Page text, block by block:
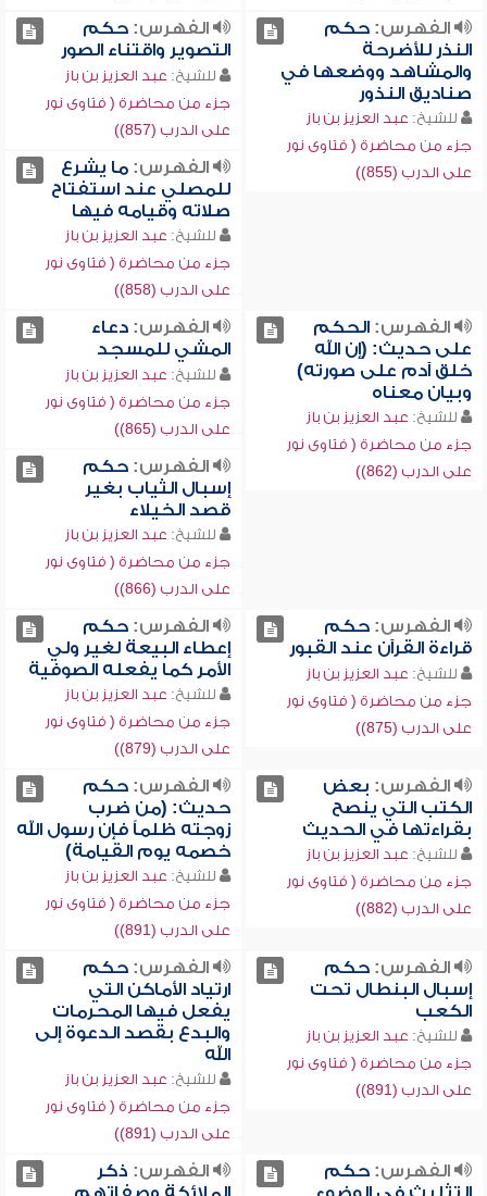
الفهرس:حكم
النذر للأضرحة
والمشاهد ووضعها في
صناديق النذور
للشيخ: عبد العزيز بن باز
جزء من محاضرة ( فتاوى نور
على الدرب (855))
الفهرس:حكم
التصوير واقتناء الصور
للشيخ: عبد العزيز بن باز
جزء من محاضرة ( فتاوى نور
على الدرب (857))
الفهرس:ما يشرع
للمصلي عند استفتاح
صلاته وقيامه فيها
للشيخ: عبد العزيز بن باز
جزء من محاضرة ( فتاوى نور
على الدرب (858))
الفهرس:الحكم
على حديث: (إن الله
خلق آدم على صورته)
وبيان معناه
للشيخ: عبد العزيز بن باز
جزء من محاضرة ( فتاوى نور
على الدرب (862))
الفهرس:دعاء
المشي للمسجد
للشيخ: عبد العزيز بن باز
جزء من محاضرة ( فتاوى نور
على الدرب (865))
الفهرس:حكم
إسبال الثياب بغير
قصد الخيلاء
للشيخ: عبد العزيز بن باز
جزء من محاضرة ( فتاوى نور
على الدرب (866))
الفهرس:حكم
قراءة القرآن عند القبور
للشيخ: عبد العزيز بن باز
جزء من محاضرة ( فتاوى نور
على الدرب (875))
الفهرس:حكم
إعطاء البيعة لغير ولي
الأمر كما يفعله الصوفية
للشيخ: عبد العزيز بن باز
جزء من محاضرة ( فتاوى نور
على الدرب (879))
الفهرس: بعض
الكتب التي ينصح
بقراءتها في الحديث
للشيخ: عبد العزيز بن باز
جزء من محاضرة ( فتاوى نور
على الدرب (882))
الفهرس:حكم
حديث: (من ضرب
زوجته ظلماً فإن رسول الله
خصمه يوم القيامة)
للشيخ: عبد العزيز بن باز
جزء من محاضرة ( فتاوى نور
على الدرب (891))
الفهرس:حكم
إسبال البنطال تحت
الكعب
للشيخ: عبد العزيز بن باز
جزء من محاضرة ( فتاوى نور
على الدرب (891))
الفهرس:حكم
ارتياد الأماكن التي
يفعل فيها المحرمات
والبدع بقصد الدعوة إلى
الله
للشيخ: عبد العزيز بن باز
جزء من محاضرة ( فتاوى نور
على الدرب (891))
الفهرس:حكم
الفهرس: ذكر